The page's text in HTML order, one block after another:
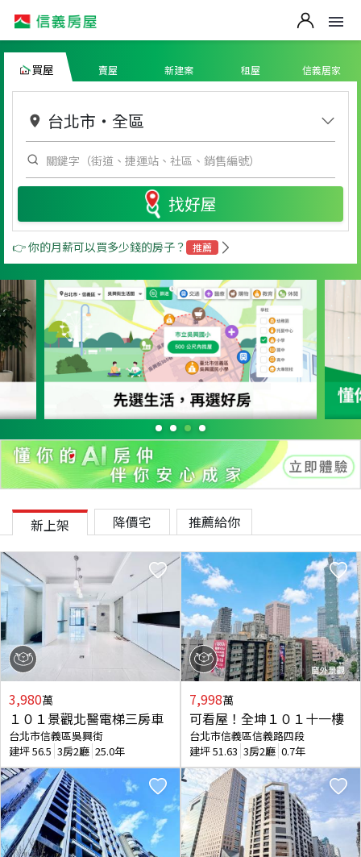
買屋 賣屋 新建案 租屋 信義居家
台北市 ・ 全區
找好屋
👉 你的月薪可以買多少錢的房子？ 推薦
新上架 降價宅 推薦給你
3,980萬
１０１景觀北醫電梯三房車
台北市信義區吳興街
建坪56.5 3房2廳 25.0年
7,998萬
可看屋！全坤１０１十一樓
台北市信義區信義路四段
建坪51.63 3房2廳 0.7年